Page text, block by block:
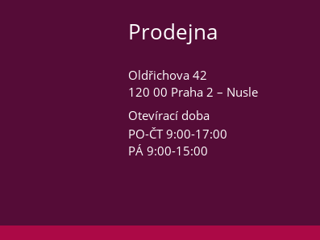
Prodejna
Oldřichova 42
120 00 Praha 2 – Nusle
Otevírací doba
PO-ČT 9:00-17:00
PÁ 9:00-15:00